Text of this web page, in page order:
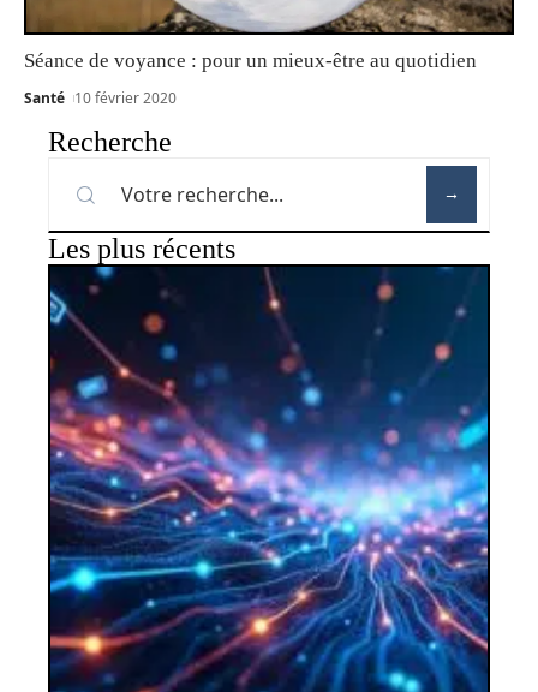
Séance de voyance : pour un mieux-être au quotidien
Santé 10 février 2020
Recherche
Les plus récents